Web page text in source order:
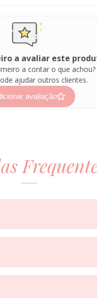
a avaliar este
a contar o que achou?
ajudar outros clientes.
avaliação